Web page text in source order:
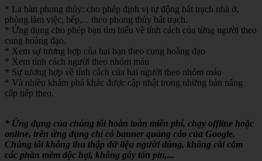
* La bàn phong thủy: cho phép định vị tự động bát trạch nhà ở,
phòng làm việc, bếp,... theo phong thủy bát trạch.
* Ứng dụng cho phép bạn tìm hiểu về tính cách của từng người theo
cung hoàng đạo.
* Xem sự tương hợp của hai bạn theo cung hoàng đạo
* Xem tính cách người theo nhóm máu
* Sự tương hợp về tính cách của hai người theo nhóm máu
* Và nhiều khám phá khác được cập nhật trong những bản nâng
cấp tiếp theo.
* Ứng dụng của chúng tôi hoàn toàn miễn phí, chạy offline hoặc
online, trên ứng dụng chỉ có banner quảng cáo của Google.
Chúng tôi không thu thập dữ liệu người dùng, không cài cắm
các phần mềm độc hại, không gây tốn pin,...